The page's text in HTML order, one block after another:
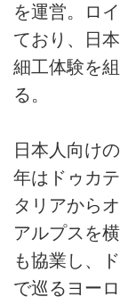
を運営。ロ
ており、日
細工体験を
る。
日本人向け
年はドゥカ
タリアから
アルプスを
も協業し、
で巡るヨー